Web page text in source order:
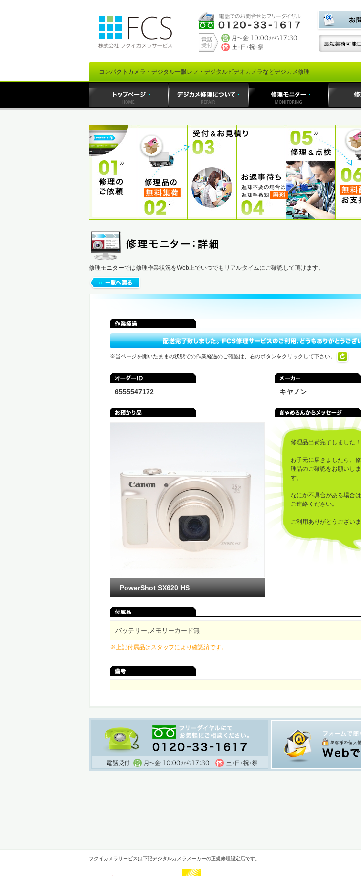
コンパクトカメラ・デジタル一眼レフ・デジタルビデオカメラなどデジカメ修理
修理モニターでは修理作業状況をWeb上でいつでもリアルタイムにご確認して頂けます。
※当ページを開いたままの状態での作業経過のご確認は、右のボタンをクリックして下さい。
6555547172 キヤノン
修理品出荷完了しました！
お手元に届きましたら、修
理品のご確認をお願いしま
す。
なにか不具合がある場合は
ご連絡ください。
ご利用ありがとうございま
PowerShot SX620 HS
バッテリー,メモリーカード無
※上記付属品はスタッフにより確認済です。
フクイカメラサービスは下記デジタルカメラメーカーの正規修理認定店です。